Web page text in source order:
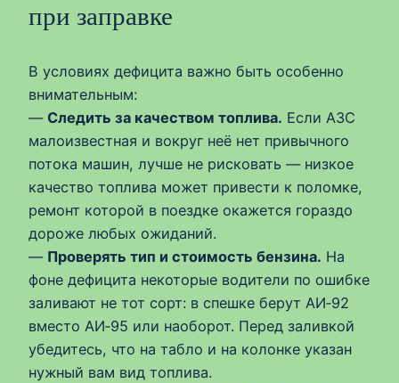
при заправке
В условиях дефицита важно быть особенно
внимательным:
— Следить за качеством топлива. Если АЗС
малоизвестная и вокруг неё нет привычного
потока машин, лучше не рисковать — низкое
качество топлива может привести к поломке,
ремонт которой в поездке окажется гораздо
дороже любых ожиданий.
— Проверять тип и стоимость бензина. На
фоне дефицита некоторые водители по ошибке
заливают не тот сорт: в спешке берут АИ‑92
вместо АИ‑95 или наоборот. Перед заливкой
убедитесь, что на табло и на колонке указан
нужный вам вид топлива.